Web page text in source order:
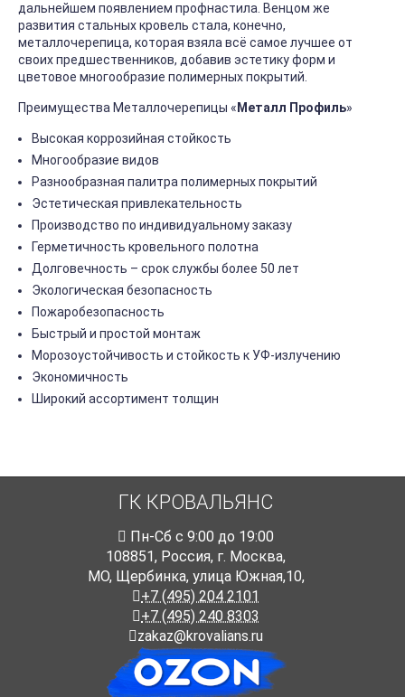
дальнейшем появлением профнастила. Венцом же
развития стальных кровель стала, конечно,
металлочерепица, которая взяла всё самое лучшее от
своих предшественников, добавив эстетику форм и
цветовое многообразие полимерных покрытий.
Преимущества Металлочерепицы « Металл Профиль»
Высокая коррозийная стойкость
Многообразие видов
Разнообразная палитра полимерных покрытий
Эстетическая привлекательность
Производство по индивидуальному заказу
Герметичность кровельного полотна
Долговечность – срок службы более 50 лет
Экологическая безопасность
Пожаробезопасность
Быстрый и простой монтаж
Морозоустойчивость и стойкость к УФ-излучению
Экономичность
Широкий ассортимент толщин
ГК КРОВАЛЬЯНС
Пн-Cб с 9:00 до 19:00
108851, Россия, г. Москва,
МО, Щербинка, улица Южная,10,
+7 (495) 204 2101
+7 (495) 240 8303
zakaz@krovalians.ru